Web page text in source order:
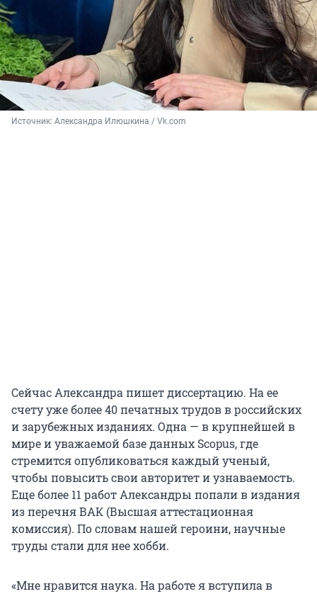
Источник: Александра Илюшкина / Vk.com
Сейчас Александра пишет диссертацию. На ее
счету уже более 40 печатных трудов в российских
и зарубежных изданиях. Одна — в крупнейшей в
мире и уважаемой базе данных Scopus, где
стремится опубликоваться каждый ученый,
чтобы повысить свои авторитет и узнаваемость.
Еще более 11 работ Александры попали в издания
из перечня ВАК (Высшая аттестационная
комиссия). По словам нашей героини, научные
труды стали для нее хобби.
«Мне нравится наука. На работе я вступила в